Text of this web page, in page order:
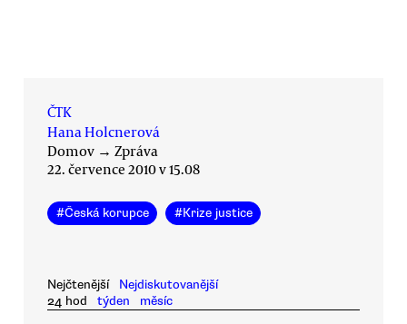
ČTK
Hana Holcnerová
Domov → Zpráva
22. července 2010 v 15.08
#Česká korupce #Krize justice
Nejčtenější
Nejdiskutovanější
24 hod
týden měsíc